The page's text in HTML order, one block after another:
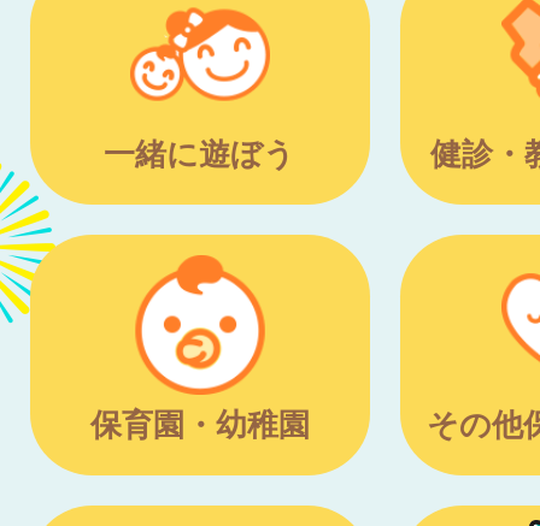
一緒に遊ぼう 健診・
保育園・幼稚園 その他